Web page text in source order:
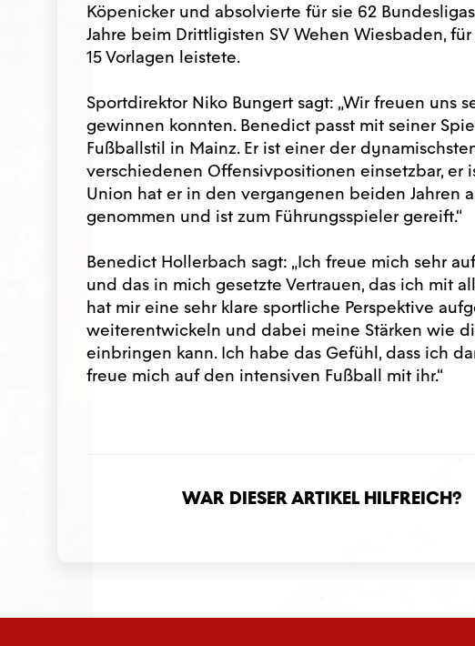
Köpenicker und absolvierte für sie 62
Jahre beim Drittligisten SV Wehen Wiesbaden,
15 Vorlagen leistete.
Sportdirektor Niko Bungert sagt: „Wir freuen uns
gewinnen konnten. Benedict passt mit seiner
Fußballstil in Mainz. Er ist einer der
verschiedenen Offensivpositionen einsetzbar, er
Union hat er in den vergangenen beiden Jahren
genommen und ist zum Führungsspieler gereift.“
Benedict Hollerbach sagt: „Ich freue mich sehr
und das in mich gesetzte Vertrauen, das ich mit
hat mir eine sehr klare sportliche Perspektive
weiterentwickeln und dabei meine Stärken wie
einbringen kann. Ich habe das Gefühl, dass ich
freue mich auf den intensiven Fußball mit ihr.“
War dieser Artikel hilfreich?